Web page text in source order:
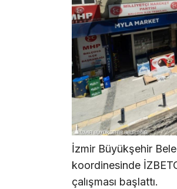
İzmir Büyükşehir
koordinesinde
çalışması başlattı.